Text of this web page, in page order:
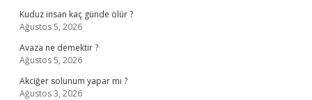
Kuduz insan kaç günde ölür ?
Ağustos 5, 2026
Avaza ne demektir ?
Ağustos 5, 2026
Akciğer solunum yapar mı ?
Ağustos 3, 2026